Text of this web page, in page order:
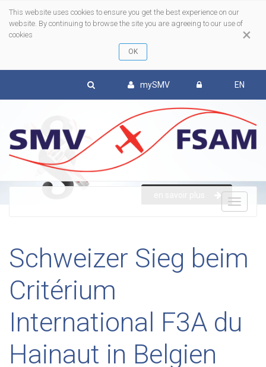
×
This website uses cookies to ensure you get the best experience on our
website. By continuing to browse the site you are agreeing to our use of
cookies
mySMV EN
Schweizer Sieg beim
Critérium
International F3A du
Hainaut in Belgien